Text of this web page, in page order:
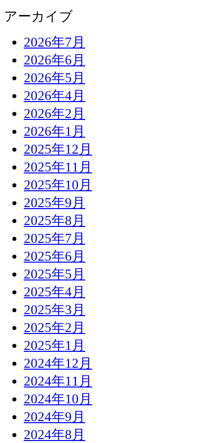
アーカイブ
2026年7月
2026年6月
2026年5月
2026年4月
2026年2月
2026年1月
2025年12月
2025年11月
2025年10月
2025年9月
2025年8月
2025年7月
2025年6月
2025年5月
2025年4月
2025年3月
2025年2月
2025年1月
2024年12月
2024年11月
2024年10月
2024年9月
2024年8月